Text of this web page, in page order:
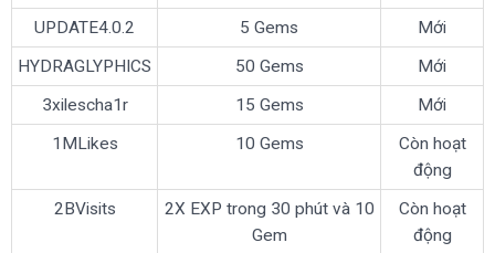
UPDATE4.0.2
5 Gems
Mới
HYDRAGLYPHICS
50 Gems
Mới
3xilescha1r
15 Gems
Mới
1MLikes
10 Gems
Còn hoạt
động
2BVisits
2X EXP trong 30 phút và 10
Gem
Còn hoạt
động